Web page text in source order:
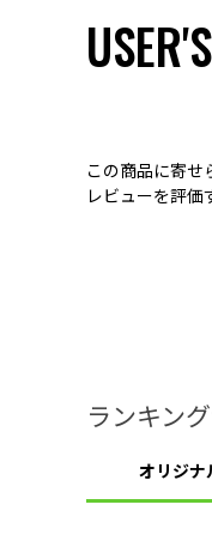
この商品に寄せ
レビューを評価
ランキン
オリジナ